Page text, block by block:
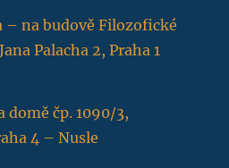
– na budově Filozofické
Palacha 2, Praha 1
domě čp. 1090/3,
4 – Nusle